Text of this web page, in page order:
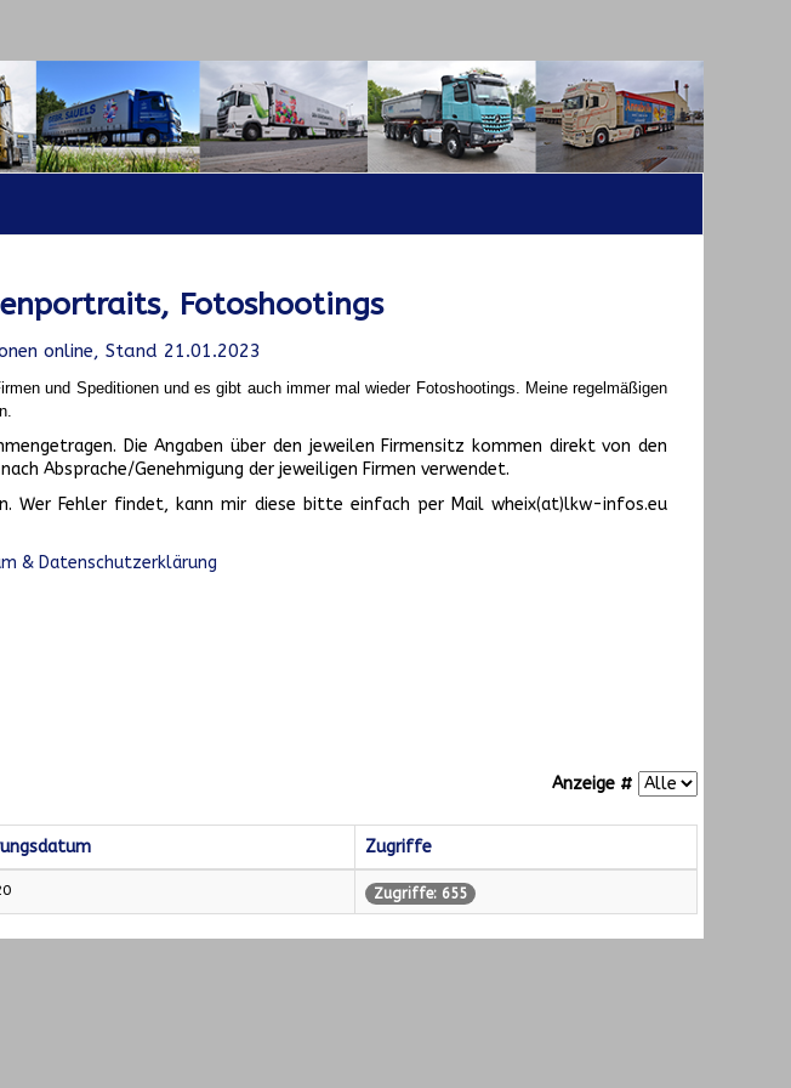
Fotoshootings
online, Stand 21.01.2023
und Speditionen und es gibt auch immer mal wieder Fotoshootings. Meine regelmäßigen
Die Angaben über den jeweilen Firmensitz kommen direkt von den
Absprache/Genehmigung der jeweiligen Firmen verwendet.
Wer Fehler findet, kann mir diese bitte einfach per Mail wheix(at)lkw-infos.eu
& Datenschutzerklärung
Anzeige #
Zugriffe
Zugriffe: 655